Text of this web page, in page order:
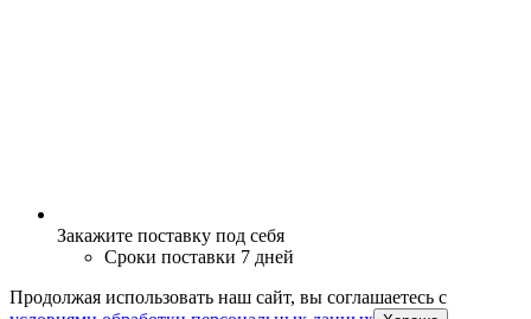
Закажите поставку под себя
Сроки поставки 7 дней
Продолжая использовать наш сайт, вы соглашаетесь c